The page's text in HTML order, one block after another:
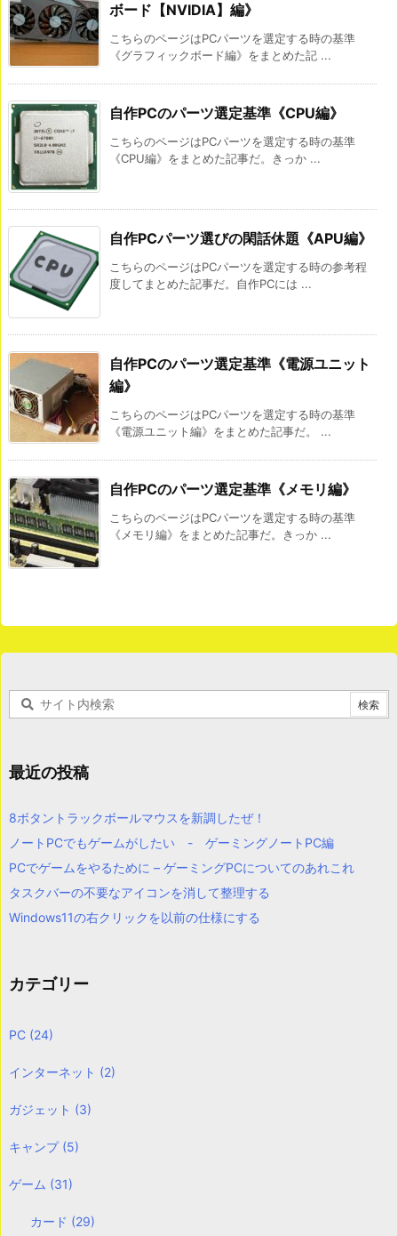
ボード【NVIDIA】編》
こちらのページはPCパーツを選定する時の基準
《グラフィックボード編》をまとめた記 ...
自作PCのパーツ選定基準《CPU編》
こちらのページはPCパーツを選定する時の基準
《CPU編》をまとめた記事だ。きっか ...
自作PCパーツ選びの閑話休題《APU編》
こちらのページはPCパーツを選定する時の参考程
度してまとめた記事だ。自作PCには ...
自作PCのパーツ選定基準《電源ユニット
編》
こちらのページはPCパーツを選定する時の基準
《電源ユニット編》をまとめた記事だ。 ...
自作PCのパーツ選定基準《メモリ編》
こちらのページはPCパーツを選定する時の基準
《メモリ編》をまとめた記事だ。きっか ...
最近の投稿
8ボタントラックボールマウスを新調したぜ！
ノートPCでもゲームがしたい - ゲーミングノートPC編
PCでゲームをやるために – ゲーミングPCについてのあれこれ
タスクバーの不要なアイコンを消して整理する
Windows11の右クリックを以前の仕様にする
カテゴリー
PC (24)
インターネット (2)
ガジェット (3)
キャンプ (5)
ゲーム (31)
カード (29)